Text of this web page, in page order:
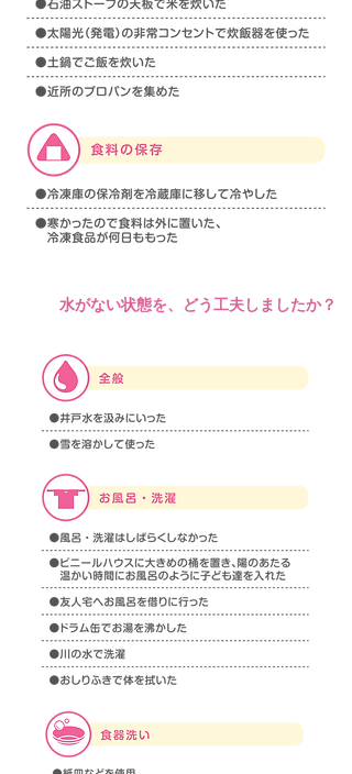
水がない状態を、どう工夫しましたか？